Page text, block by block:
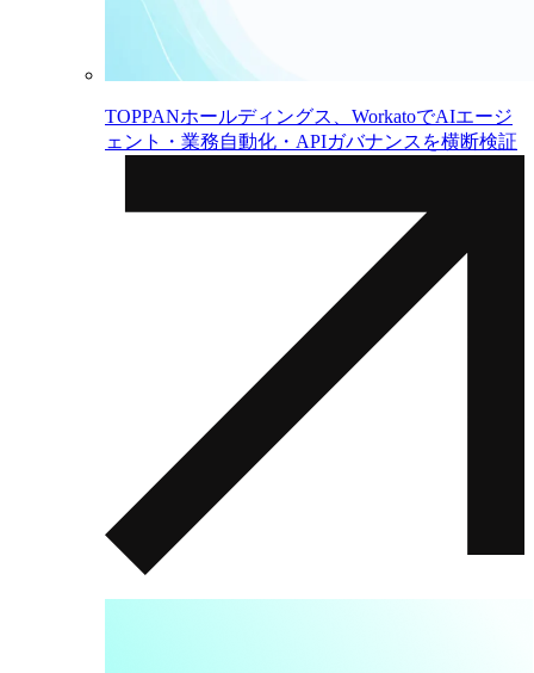
TOPPANホールディングス、WorkatoでAIエージ
ェント・業務自動化・APIガバナンスを横断検証